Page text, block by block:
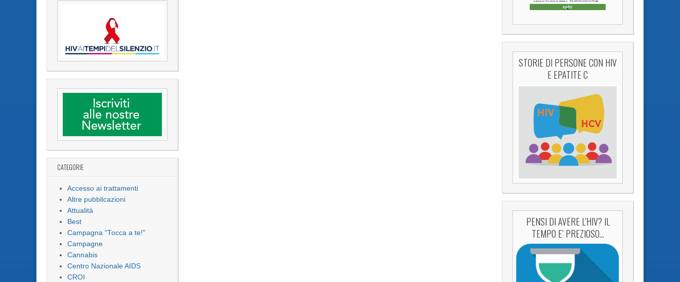
CATEGORIE
Accesso ai trattamenti
Altre pubblicazioni
Attualità
Best
Campagna "Tocca a te!"
Campagne
Cannabis
Centro Nazionale AIDS
CROI
STORIE DI PERSONE CON HIV
E EPATITE C
PENSI DI AVERE L’HIV? IL
TEMPO E’ PREZIOSO…